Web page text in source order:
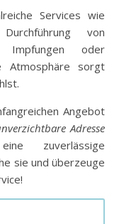
Services wie
von
oder
Atmosphäre sorgt
Angebot
Adresse
zuverlässige
sie und überzeuge